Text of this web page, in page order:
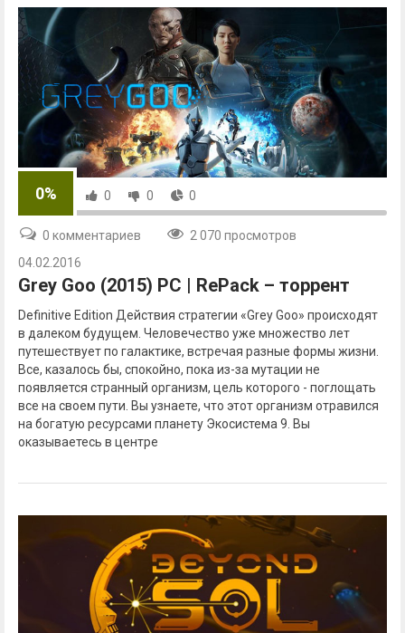
0% 0 0 0
0 комментариев
2 070 просмотров
04.02.2016
Grey Goo (2015) PC | RePack – торрент
Definitive Edition Действия стратегии «Grey Goo» происходят
в далеком будущем. Человечество уже множество лет
путешествует по галактике, встречая разные формы жизни.
Все, казалось бы, спокойно, пока из-за мутации не
появляется странный организм, цель которого - поглощать
все на своем пути. Вы узнаете, что этот организм отравился
на богатую ресурсами планету Экосистема 9. Вы
оказываетесь в центре